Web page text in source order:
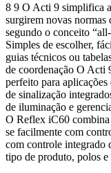
8 9 O Acti 9 simplifica
surgirem novas
segundo o conceito
Simples de escolher,
guias técnicos ou
de coordenação O
perfeito para
de sinalização
de iluminação e
O Reflex iC60 combina
se facilmente com
com controle integrado
tipo de produto, polos